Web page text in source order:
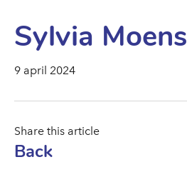
Sylvia Moens
9 april 2024
Share this article
Back